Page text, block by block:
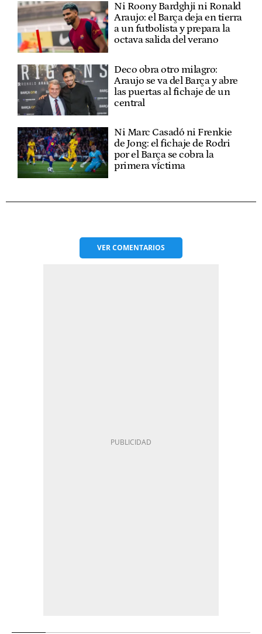
Ni Roony Bardghji ni Ronald
Araujo: el Barça deja en tierra
a un futbolista y prepara la
octava salida del verano
Deco obra otro milagro:
Araujo se va del Barça y abre
las puertas al fichaje de un
central
Ni Marc Casadó ni Frenkie
de Jong: el fichaje de Rodri
por el Barça se cobra la
primera víctima
VERCOMENTARIOS